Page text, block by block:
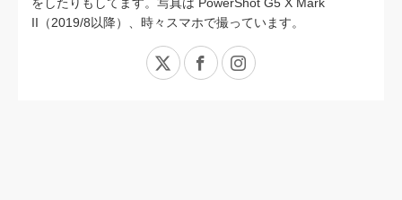
II（2019/8以降）、時々スマホで撮っています。
X FacebookInstagram